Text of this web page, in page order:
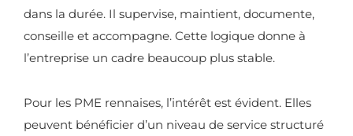
dans la durée. Il supervise, maintient, documente,
conseille et accompagne. Cette logique donne à
l’entreprise un cadre beaucoup plus stable.
Pour les PME rennaises, l’intérêt est évident. Elles
peuvent bénéficier d’un niveau de service structuré